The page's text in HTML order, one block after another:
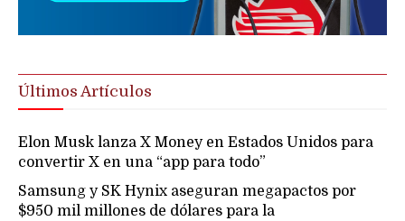
Últimos Artículos
Elon Musk lanza X Money en Estados Unidos para
convertir X en una “app para todo”
Samsung y SK Hynix aseguran megapactos por
$950 mil millones de dólares para la